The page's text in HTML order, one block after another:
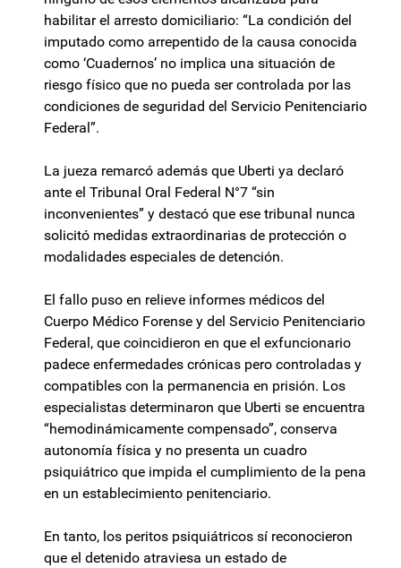
habilitar el arresto domiciliario: “La condición del
imputado como arrepentido de la causa conocida
como ‘Cuadernos’ no implica una situación de
riesgo físico que no pueda ser controlada por las
condiciones de seguridad del Servicio Penitenciario
Federal”.
La jueza remarcó además que Uberti ya declaró
ante el Tribunal Oral Federal N°7 “sin
inconvenientes” y destacó que ese tribunal nunca
solicitó medidas extraordinarias de protección o
modalidades especiales de detención.
El fallo puso en relieve informes médicos del
Cuerpo Médico Forense y del Servicio Penitenciario
Federal, que coincidieron en que el exfuncionario
padece enfermedades crónicas pero controladas y
compatibles con la permanencia en prisión. Los
especialistas determinaron que Uberti se encuentra
“hemodinámicamente compensado”, conserva
autonomía física y no presenta un cuadro
psiquiátrico que impida el cumplimiento de la pena
en un establecimiento penitenciario.
En tanto, los peritos psiquiátricos sí reconocieron
que el detenido atraviesa un estado de